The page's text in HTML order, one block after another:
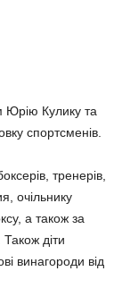
Юрію Кулику та
спортсменів.
тренерів,
очільнику
а також за
діти
винагороди від